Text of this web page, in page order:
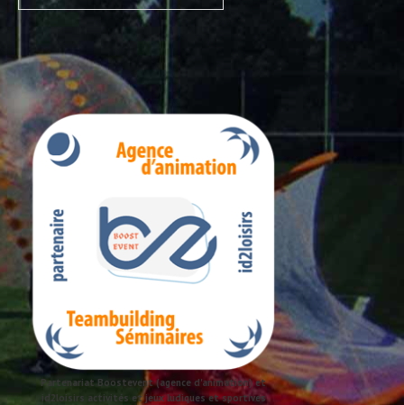
Partenariat Boostevent (agence d'animation) et
id2loisirs activités et jeux ludiques et sportives